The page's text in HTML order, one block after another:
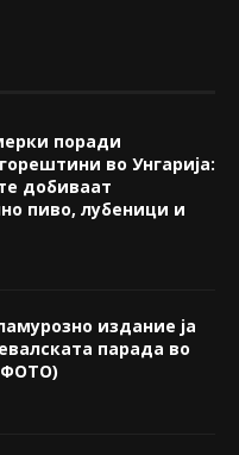
поради
во Унгарија:
добиваат
пиво, лубеници и
издание ја
парада во